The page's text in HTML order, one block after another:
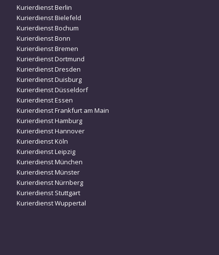
Kurierdienst Berlin
Kurierdienst Bielefeld
Kurierdienst Bochum
Kurierdienst Bonn
Kurierdienst Bremen
Kurierdienst Dortmund
Kurierdienst Dresden
Kurierdienst Duisburg
Kurierdienst Düsseldorf
Kurierdienst Essen
Kurierdienst Frankfurt am Main
Kurierdienst Hamburg
Kurierdienst Hannover
Kurierdienst Köln
Kurierdienst Leipzig
Kurierdienst München
Kurierdienst Münster
Kurierdienst Nürnberg
Kurierdienst Stuttgart
Kurierdienst Wuppertal